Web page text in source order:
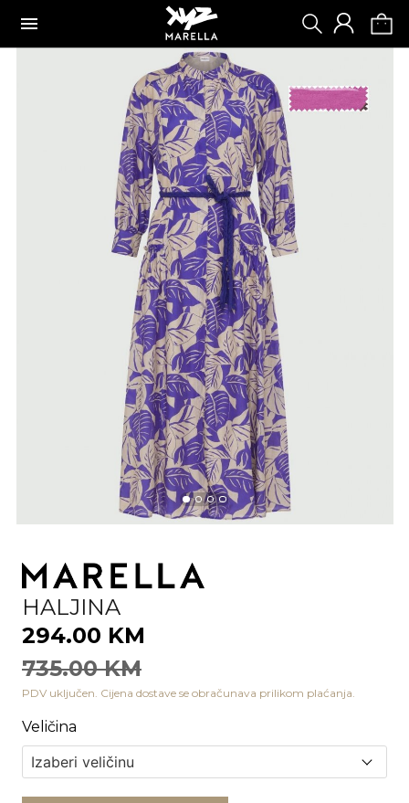
HALJINA
294.00 KM
735.00 KM
PDV uključen. Cijena dostave se obračunava prilikom plaćanja.
Veličina